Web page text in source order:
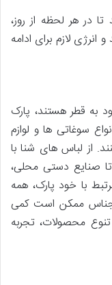
در هر لحظه از روز،
لازم برای ادامه
به قطر هستند، پارک
سوغاتی ها و لوازم
از لباس های شنا با
صنایع دستی محلی،
با خود پارک، همه
ممکن است کمی
تنوع محصولات، تجربه